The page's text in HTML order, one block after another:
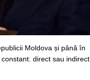
Moldova și până în
direct sau indirect.